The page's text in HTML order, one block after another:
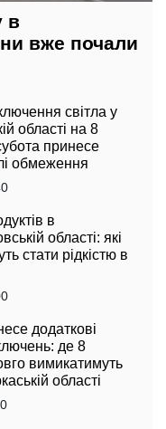
в
вже почали
світла у
області на 8
принесе
обмеження
в
області: які
стати рідкістю в
додаткові
де 8
вимикатимуть
області